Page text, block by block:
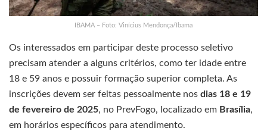
IBAMA – Foto: Vinícius Mendonça/Ibama
Os interessados em participar deste processo seletivo
precisam atender a alguns critérios, como ter idade entre
18 e 59 anos e possuir formação superior completa. As
inscrições devem ser feitas pessoalmente nos dias 18 e 19
de fevereiro de 2025, no PrevFogo, localizado em Brasília,
em horários específicos para atendimento.